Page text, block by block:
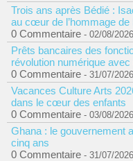
Trois ans après Bédié :
au cœur de l’hommage de
0 Commentaire - 02/08/2026
Prêts bancaires des
révolution numérique
0 Commentaire - 31/07/2026
Vacances Culture Arts
dans le cœur des enfants
0 Commentaire - 03/08/2026
Ghana : le gouvernement
cinq ans
0 Commentaire - 31/07/2026